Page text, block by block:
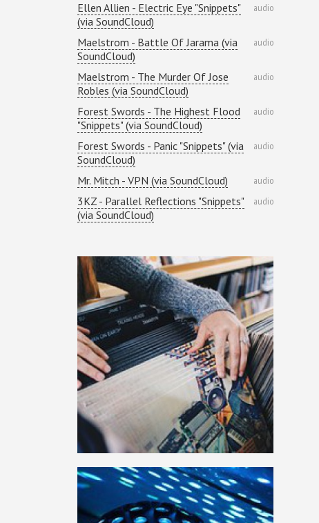
Ellen Allien - Electric Eye "Snippets"
(via SoundCloud)
audio
Maelstrom - Battle Of Jarama (via
SoundCloud)
audio
Maelstrom - The Murder Of Jose
Robles (via SoundCloud)
audio
Forest Swords - The Highest Flood
"Snippets" (via SoundCloud)
audio
Forest Swords - Panic "Snippets" (via
SoundCloud)
audio
Mr. Mitch - VPN (via SoundCloud) audio
3KZ - Parallel Reflections "Snippets"
(via SoundCloud)
audio